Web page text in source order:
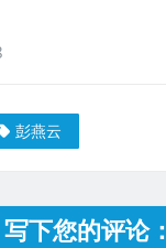
彭燕云
下您的评论：